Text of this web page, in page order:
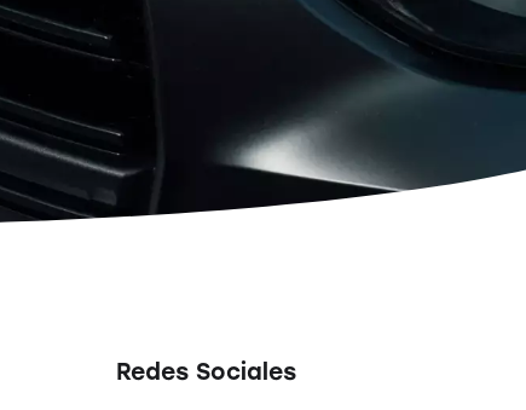
Redes Sociales